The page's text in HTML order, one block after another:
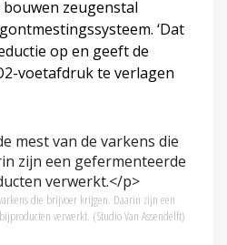
zeugenstal
‘Dat
op en geeft de
voetafdruk te verlagen
die brijvoer krijgen. Daarin zijn een
verwerkt. (Studio Van Assendelft)